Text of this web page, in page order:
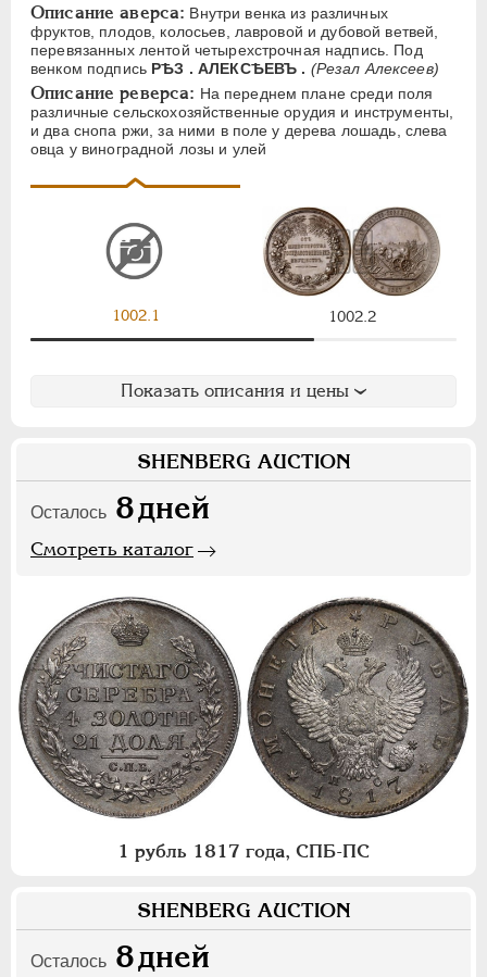
Описание аверса: Внутри венка из различных
фруктов, плодов, колосьев, лавровой и дубовой ветвей,
перевязанных лентой четырехстрочная надпись. Под
венком подпись РѢЗ . АЛЕКСѢЕВЪ . (Резал Алексеев)
Описание реверса: На переднем плане среди поля
различные сельскохозяйственные орудия и инструменты,
и два снопа ржи, за ними в поле у дерева лошадь, слева
овца у виноградной лозы и улей
1002.1 1002.2
Показать описания и цены
SHENBERG AUCTION
Осталось 8дней
Смотреть каталог
1 рубль 1817 года, СПБ-ПС
SHENBERG AUCTION
Осталось 8дней
Русская надпись
А Б В Г Д Е З И
К
Л
М Н О П Р С Т
У
Ф
Х Э
Цифры
7
СЕРИИ МЕДАЛЕЙ